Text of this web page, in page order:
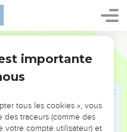
lui qui est élevé au-
redoutable ! Il est saint !
roi qui aime le droit ! –
prosternez-vous devant son
importante
tous les cookies », vous
traceurs (comme des
votre compte utilisateur) et